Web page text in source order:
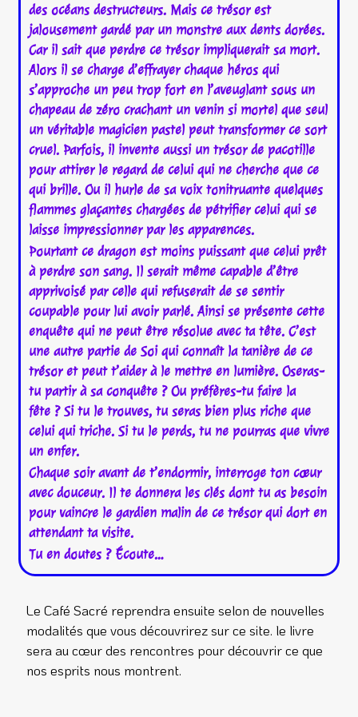
des océans destructeurs. Mais ce trésor est
jalousement gardé par un monstre aux dents dorées.
Car il sait que perdre ce trésor impliquerait sa mort.
Alors il se charge d’effrayer chaque héros qui
s’approche un peu trop fort en l’aveuglant sous un
chapeau de zéro crachant un venin si mortel que seul
un véritable magicien pastel peut transformer ce sort
cruel. Parfois, il invente aussi un trésor de pacotille
pour attirer le regard de celui qui ne cherche que ce
qui brille. Ou il hurle de sa voix tonitruante quelques
flammes glaçantes chargées de pétrifier celui qui se
laisse impressionner par les apparences.
Pourtant ce dragon est moins puissant que celui prêt
à perdre son sang. Il serait même capable d’être
apprivoisé par celle qui refuserait de se sentir
coupable pour lui avoir parlé. Ainsi se présente cette
enquête qui ne peut être résolue avec ta tête. C’est
une autre partie de Soi qui connaît la tanière de ce
trésor et peut t’aider à le mettre en lumière. Oseras-
tu partir à sa conquête ? Ou préfères-tu faire la
fête ? Si tu le trouves, tu seras bien plus riche que
celui qui triche. Si tu le perds, tu ne pourras que vivre
un enfer.
Chaque soir avant de t’endormir, interroge ton cœur
avec douceur. Il te donnera les clés dont tu as besoin
pour vaincre le gardien malin de ce trésor qui dort en
attendant ta visite.
Tu en doutes ? Écoute…
Le Café Sacré reprendra ensuite selon de nouvelles
modalités que vous découvrirez sur ce site. le livre
sera au cœur des rencontres pour découvrir ce que
nos esprits nous montrent.